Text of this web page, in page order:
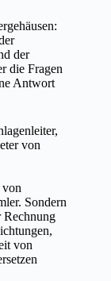
der
die Fragen
Antwort
von
von
Sondern
Rechnung
von